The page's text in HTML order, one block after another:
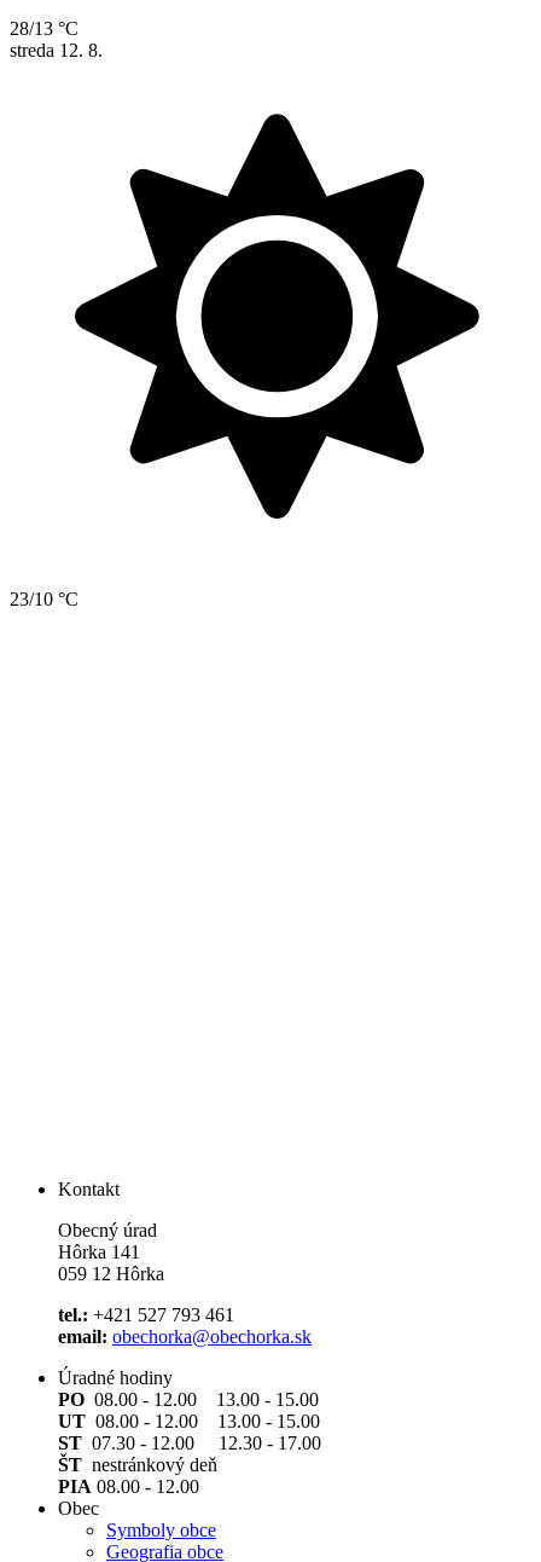
28/13 °C
streda 12. 8.
23/10 °C
Kontakt
Obecný úrad
Hôrka 141
059 12 Hôrka
tel.: +421 527 793 461
email: obechorka@obechorka.sk
Úradné hodiny
PO 08.00 - 12.00 13.00 - 15.00
UT 08.00 - 12.00 13.00 - 15.00
ST 07.30 - 12.00 12.30 - 17.00
ŠT nestránkový deň
PIA 08.00 - 12.00
Obec
Symboly obce
Geografia obce